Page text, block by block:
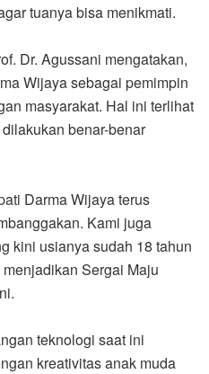
tuanya bisa menikmati.
Dr. Agussani mengatakan,
Wijaya sebagai pemimpin
masyarakat. Hal ini terlihat
benar-benar
Darma Wijaya terus
Kami juga
kini usianya sudah 18 tahun
Sergai Maju
teknologi saat ini
kreativitas anak muda